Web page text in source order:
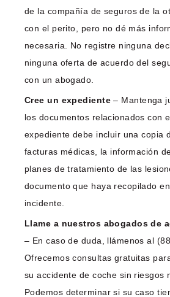
de la compañía de seguros de la
con el perito, pero no dé más
necesaria. No registre ninguna
ninguna oferta de acuerdo del
con un abogado.
Cree un expediente– Mantenga
los documentos relacionados con
expediente debe incluir una copia
facturas médicas, la información
planes de tratamiento de las
documento que haya recopilado
incidente.
Llame a nuestros abogados de
– En caso de duda, llámenos al
Ofrecemos consultas gratuitas
su accidente de coche sin riesgos
Podemos determinar si su caso